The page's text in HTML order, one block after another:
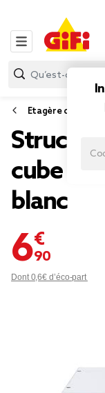
Etagère de
cube
blanc
6,90 €
Dont 0,6€ d’éco-part